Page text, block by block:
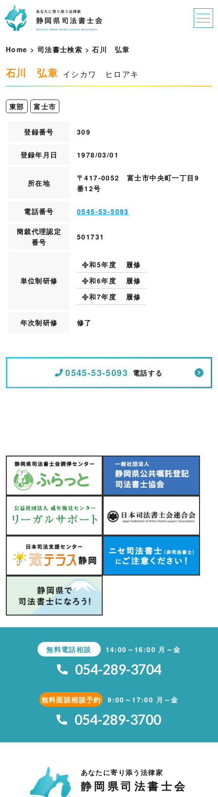
Home > 司法書士検索 >石 川 弘章
石川 弘章 イシカワ ヒロアキ
東部 富士市
登録番号 309
登録年月日 1978/03/01
所在地
〒417-0052 富士市中央町一丁目9
番12号
電話番号 0545-53-5093
簡裁代理認定
番号
501731
単位制研修
令和5年度
履修
令和6年度
履修
令和7年度
履修
年次制研修 修了
0545-53-5093 電話する
無料電話相談 14:00～16:00 月～金
054-289-3704
無料面談相談予約 9:00～17:00 月～金
054-289-3700
あなたに寄り添う法律家
静岡県司法書士会